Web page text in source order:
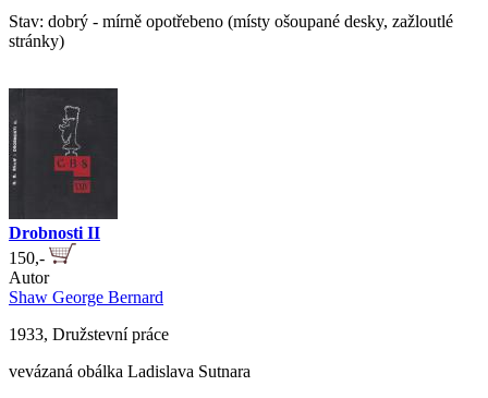
Stav: dobrý - mírně opotřebeno (místy ošoupané desky, zažloutlé
stránky)
Drobnosti II
150,-
Autor
Shaw George Bernard
1933, Družstevní práce
vevázaná obálka Ladislava Sutnara